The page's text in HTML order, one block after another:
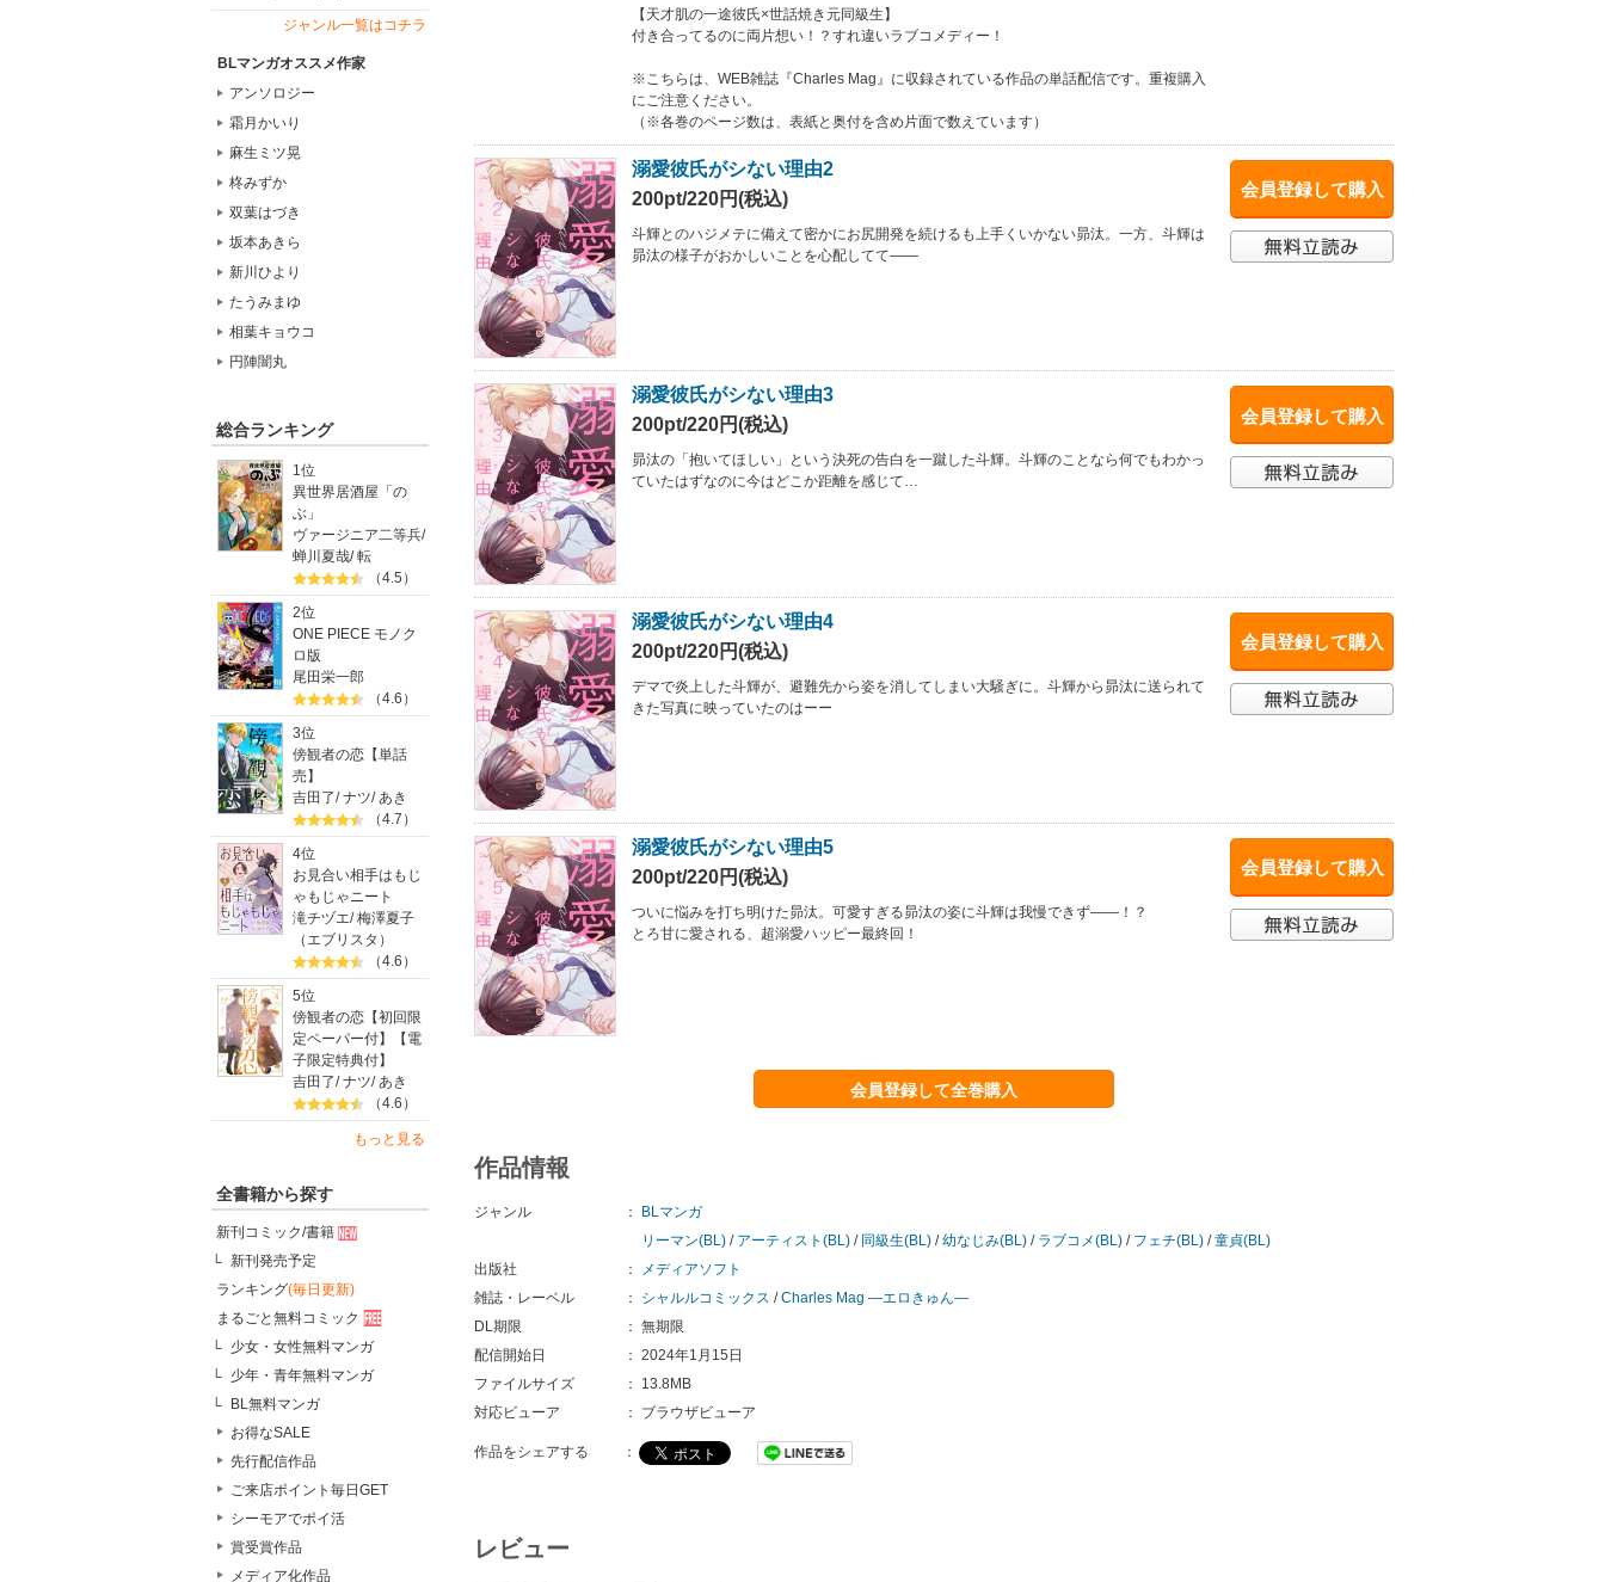
ジャンル一覧はコチラ
BLマンガオススメ作家
アンソロジー
霜月かいり
麻生ミツ晃
柊みずか
双葉はづき
坂本あきら
新川ひより
たうみまゆ
相葉キョウコ
円陣闇丸
総合ランキング
1位
異世界居酒屋「の
ぶ」
ヴァージニア二等兵/
蝉川夏哉/転
（4.5）
2位
ONE PIECE モノク
ロ版
尾田栄一郎
（4.6）
3位
傍観者の恋【単話
売】
吉田了/ナツ/あき
（4.7）
4位
お見合い相手はもじ
ゃもじゃニート
滝チヅエ/梅澤夏子
（エブリスタ）
（4.6）
5位
傍観者の恋【初回限
定ペーパー付】【電
子限定特典付】
吉田了/ナツ/あき
（4.6）
もっと見る
全書籍から探す
新刊コミック/書籍
新刊発売予定
ランキング(毎日更新)
まるごと無料コミック
少女・女性無料マンガ
少年・青年無料マンガ
BL無料マンガ
お得なSALE
先行配信作品
ご来店ポイント毎日GET
シーモアでポイ活
賞受賞作品
メディア化作品
【天才肌の一途彼氏×世話焼き元同級生】
付き合ってるのに両片想い！？すれ違いラブコメディー！
※こちらは、WEB雑誌『Charles Mag』に収録されている作品の単話配信です。重複購入
にご注意ください。
（※各巻のページ数は、表紙と奥付を含め片面で数えています）
会員登録して購入
溺愛彼氏がシない理由2
200pt/220円(税込)
斗輝とのハジメテに備えて密かにお尻開発を続けるも上手くいかない昴汰。一方、斗輝は
昴汰の様子がおかしいことを心配してて――
会員登録して購入
溺愛彼氏がシない理由3
200pt/220円(税込)
昴汰の「抱いてほしい」という決死の告白を一蹴した斗輝。斗輝のことなら何でもわかっ
ていたはずなのに今はどこか距離を感じて…
会員登録して購入
溺愛彼氏がシない理由4
200pt/220円(税込)
デマで炎上した斗輝が、避難先から姿を消してしまい大騒ぎに。斗輝から昴汰に送られて
きた写真に映っていたのはーー
会員登録して購入
溺愛彼氏がシない理由5
200pt/220円(税込)
ついに悩みを打ち明けた昴汰。可愛すぎる昴汰の姿に斗輝は我慢できず――！？
とろ甘に愛される、超溺愛ハッピー最終回！
会員登録して全巻購入
作品情報
ジャンル ：
BLマンガ
リーマン(BL) / アーティスト(BL) / 同級生(BL) /幼なじみ(BL) / ラブコメ(BL) / フェチ(BL) /童貞(BL)
出版社
：
メディアソフト
雑誌・レーベル
： シャルルコミックス /Charles Mag ―エロきゅん―
DL期限
： 無期限
配信開始日
： 2024年1月15日
ファイルサイズ
：
13.8MB
対応ビューア
： ブラウザビューア
作品をシェアする ：
レビュー